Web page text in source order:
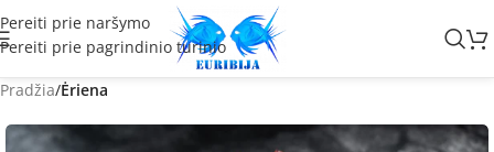
Pereiti prie naršymo
Pereiti prie pagrindinio turinio
Pradžia Ėriena